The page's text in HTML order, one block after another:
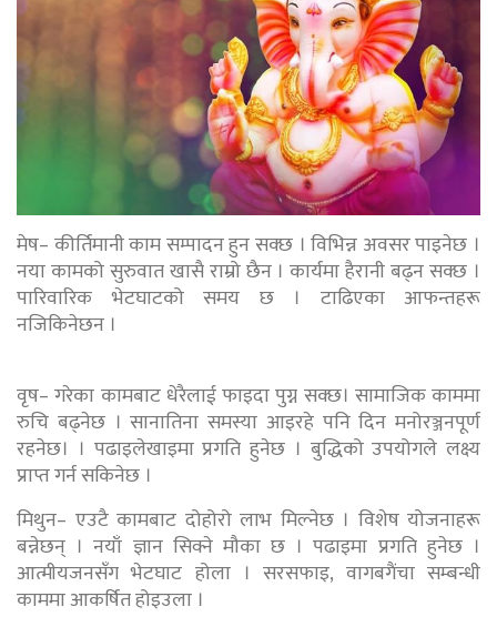
मेष– कीर्तिमानी काम सम्पादन हुन सक्छ । विभिन्न अवसर पाइनेछ ।
नया कामको सुरुवात खासै राम्रो छैन । कार्यमा हैरानी बढ्न सक्छ ।
पारिवारिक भेटघाटको समय छ । टाढिएका आफन्तहरू
नजिकिनेछन ।
वृष– गरेका कामबाट धेरैलाई फाइदा पुग्न सक्छ। सामाजिक काममा
रुचि बढ्नेछ । सानातिना समस्या आइरहे पनि दिन मनोरञ्जनपूर्ण
रहनेछ। । पढाइलेखाइमा प्रगति हुनेछ । बुद्धिको उपयोगले लक्ष्य
प्राप्त गर्न सकिनेछ ।
मिथुन– एउटै कामबाट दोहोरो लाभ मिल्नेछ । विशेष योजनाहरू
बन्नेछन् । नयाँ ज्ञान सिक्ने मौका छ । पढाइमा प्रगति हुनेछ ।
आत्मीयजनसँग भेटघाट होला । सरसफाइ, वागबगैंचा सम्बन्धी
काममा आकर्षित होइउला ।